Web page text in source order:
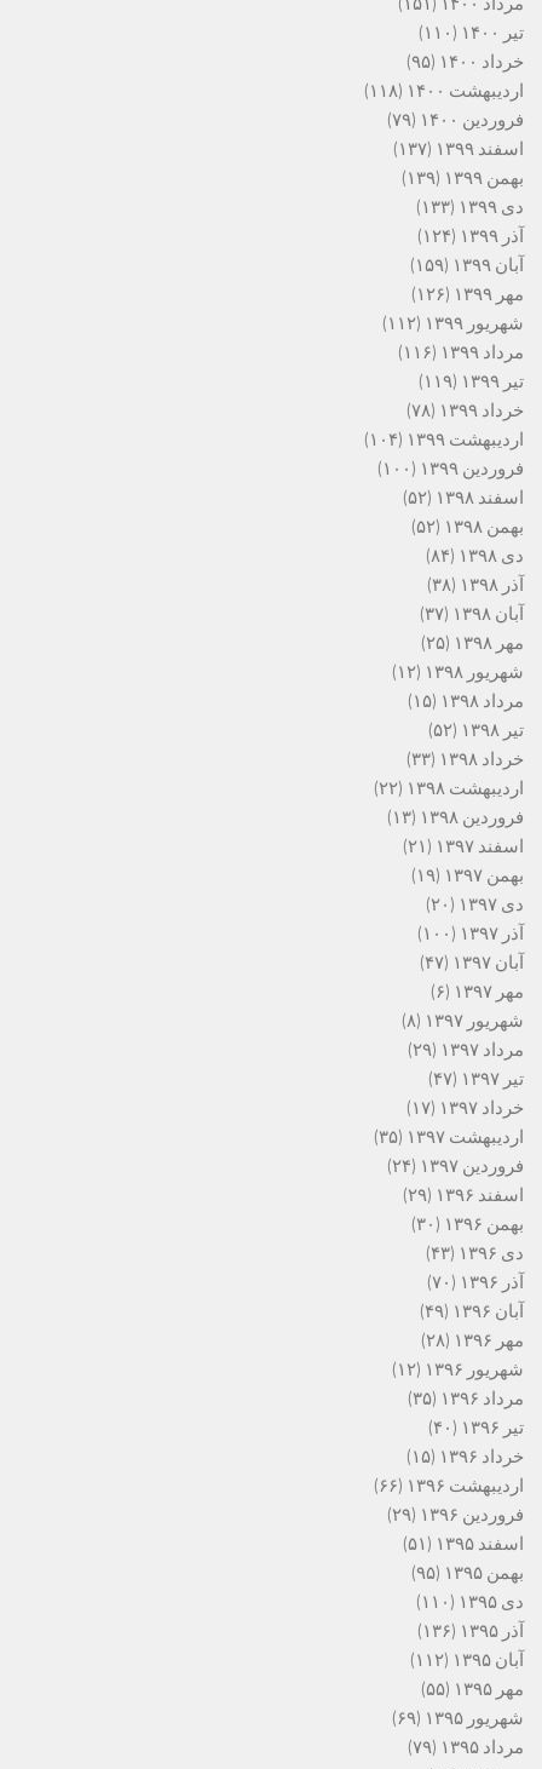
تیر ۱۴۰۰
(۱۱۰)
خرداد ۱۴۰۰
(۹۵)
اردیبهشت ۱۴۰۰
(۱۱۸)
فروردین ۱۴۰۰
(۷۹)
اسفند ۱۳۹۹
(۱۳۷)
بهمن ۱۳۹۹
(۱۳۹)
دی ۱۳۹۹
(۱۳۳)
آذر ۱۳۹۹
(۱۲۴)
آبان ۱۳۹۹
(۱۵۹)
مهر ۱۳۹۹
(۱۲۶)
شهریور ۱۳۹۹
(۱۱۲)
مرداد ۱۳۹۹
(۱۱۶)
تیر ۱۳۹۹
(۱۱۹)
خرداد ۱۳۹۹
(۷۸)
اردیبهشت ۱۳۹۹
(۱۰۴)
فروردین ۱۳۹۹
(۱۰۰)
اسفند ۱۳۹۸
(۵۲)
بهمن ۱۳۹۸
(۵۲)
دی ۱۳۹۸
(۸۴)
آذر ۱۳۹۸
(۳۸)
آبان ۱۳۹۸
(۳۷)
مهر ۱۳۹۸
(۲۵)
شهریور ۱۳۹۸
(۱۲)
مرداد ۱۳۹۸
(۱۵)
تیر ۱۳۹۸
(۵۲)
خرداد ۱۳۹۸
(۳۳)
اردیبهشت ۱۳۹۸
(۲۲)
فروردین ۱۳۹۸
(۱۳)
اسفند ۱۳۹۷
(۲۱)
بهمن ۱۳۹۷
(۱۹)
دی ۱۳۹۷
(۲۰)
آذر ۱۳۹۷
(۱۰۰)
آبان ۱۳۹۷
(۴۷)
مهر ۱۳۹۷
(۶)
شهریور ۱۳۹۷
(۸)
مرداد ۱۳۹۷
(۲۹)
تیر ۱۳۹۷
(۴۷)
خرداد ۱۳۹۷
(۱۷)
اردیبهشت ۱۳۹۷
(۳۵)
فروردین ۱۳۹۷
(۲۴)
اسفند ۱۳۹۶
(۲۹)
بهمن ۱۳۹۶
(۳۰)
دی ۱۳۹۶
(۴۳)
آذر ۱۳۹۶
(۷۰)
آبان ۱۳۹۶
(۴۹)
مهر ۱۳۹۶
(۲۸)
شهریور ۱۳۹۶
(۱۲)
مرداد ۱۳۹۶
(۳۵)
تیر ۱۳۹۶
(۴۰)
خرداد ۱۳۹۶
(۱۵)
اردیبهشت ۱۳۹۶
(۶۶)
فروردین ۱۳۹۶
(۲۹)
اسفند ۱۳۹۵
(۵۱)
بهمن ۱۳۹۵
(۹۵)
دی ۱۳۹۵
(۱۱۰)
آذر ۱۳۹۵
(۱۳۶)
آبان ۱۳۹۵
(۱۱۲)
مهر ۱۳۹۵
(۵۵)
شهریور ۱۳۹۵
(۶۹)
مرداد ۱۳۹۵
(۷۹)